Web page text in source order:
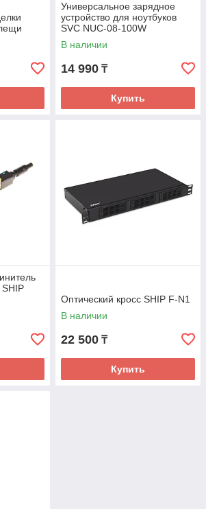
Универсальное зарядное
устройство для ноутбуков
SVC NUC-08-100W
В наличии
14 990 ₸
Купить
SHIP
Оптический кросс SHIP F-N1
В наличии
22 500 ₸
Купить